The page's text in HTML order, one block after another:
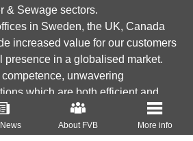
About FVB More info
& Sewage sectors.
in Sweden, the UK, Canada
increased value for our customers
presence in a globalised market.
unwavering
which are both efficient and
environmental impact,
society and create profitability